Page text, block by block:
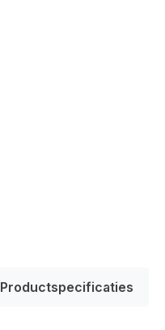
Productspecificaties